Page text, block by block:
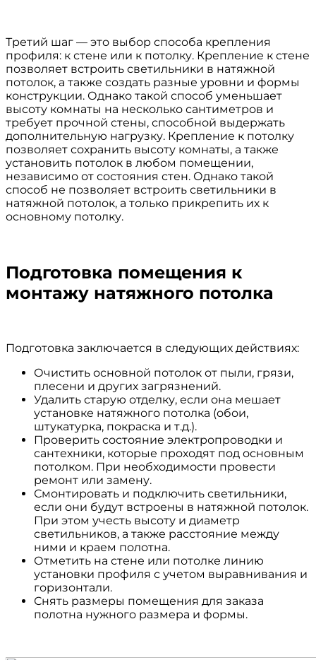
Третий шаг — это выбор способа крепления
профиля: к стене или к потолку. Крепление к стене
позволяет встроить светильники в натяжной
потолок, а также создать разные уровни и формы
конструкции. Однако такой способ уменьшает
высоту комнаты на несколько сантиметров и
требует прочной стены, способной выдержать
дополнительную нагрузку. Крепление к потолку
позволяет сохранить высоту комнаты, а также
установить потолок в любом помещении,
независимо от состояния стен. Однако такой
способ не позволяет встроить светильники в
натяжной потолок, а только прикрепить их к
основному потолку.
Подготовка помещения к
монтажу натяжного потолка
Подготовка заключается в следующих действиях:
Очистить основной потолок от пыли, грязи,
плесени и других загрязнений.
Удалить старую отделку, если она мешает
установке натяжного потолка (обои,
штукатурка, покраска и т.д.).
Проверить состояние электропроводки и
сантехники, которые проходят под основным
потолком. При необходимости провести
ремонт или замену.
Смонтировать и подключить светильники,
если они будут встроены в натяжной потолок.
При этом учесть высоту и диаметр
светильников, а также расстояние между
ними и краем полотна.
Отметить на стене или потолке линию
установки профиля с учетом выравнивания и
горизонтали.
Снять размеры помещения для заказа
полотна нужного размера и формы.